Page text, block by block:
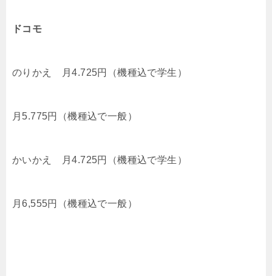
ドコモ
のりかえ 月4.725円（機種込で学生）
月5.775円（機種込で一般）
かいかえ 月4.725円（機種込で学生）
月6,555円（機種込で一般）